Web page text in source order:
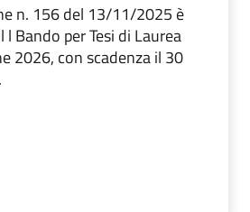
n. 156 del 13/11/2025 è
Bando per Tesi di Laurea
2026, con scadenza il 30